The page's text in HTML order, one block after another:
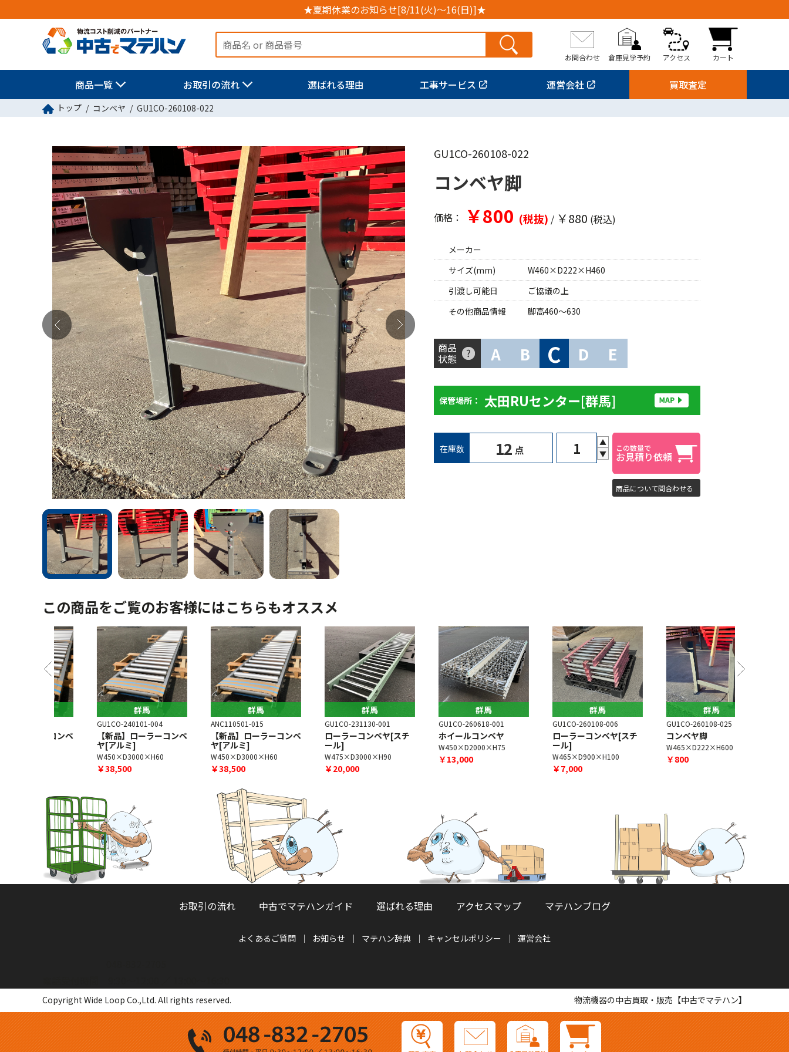
★夏期休業のお知らせ[8/11(火)～16(日)]★
お問合わせ 倉庫見学予約 アクセス カート
商品一覧 お取引の流れ 選ばれる理由 工事サービス 運営会社 買取査定
トップ コンベヤ GU1CO-260108-022
GU1CO-260108-022
コンベヤ脚
価格： ￥800 (税抜) / ￥880 (税込)
メーカー
サイズ(mm)
W460×D222×H460
引渡し可能日
ご協議の上
その他商品情報
脚高460～630
商品
状態 A B C D E
保管場所： 太田RUセンター[群馬]
在庫数 12 点
▲
▼
商品について問合わせる
この商品をご覧のお客様にはこちらもオススメ
GU1CO-240101-004
【新品】ローラーコンベ
ヤ[アルミ]
W450×D3000×H60
￥38,500
ANC110501-015
【新品】ローラーコンベ
ヤ[アルミ]
W450×D3000×H60
￥38,500
GU1CO-231130-001
ローラーコンベヤ[スチ
W475×D3000×H90
￥20,000
GU1CO-260618-001
ホイールコンベヤ
W450×D2000×H75
￥13,000
GU1CO-260108-006
ローラーコンベヤ[スチ
W465×D900×H100
群馬
GU1CO-260108-025
コンベヤ脚
W465×D222×H600
お取引の流れ 中古でマテハンガイド 選ばれる理由 アクセスマップ マテハンブログ
よくあるご質問 お知らせ マテハン辞典 キャンセルポリシー 運営会社
Copyright Wide Loop Co.,Ltd. All rights reserved. 物流機器の中古買取・販売【中古でマテハン】